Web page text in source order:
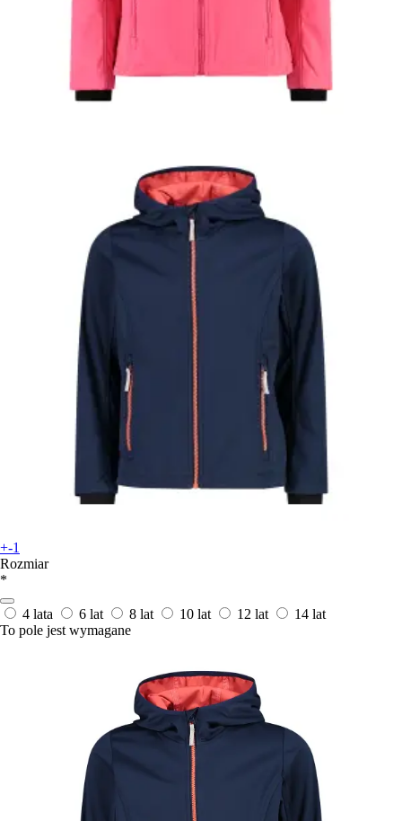
+-1
Rozmiar
*
4 lata 6 lat 8 lat 10 lat 12 lat
14 lat
To pole jest wymagane